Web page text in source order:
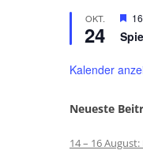
OKT.
24
Kalender
Neueste
14 – 16